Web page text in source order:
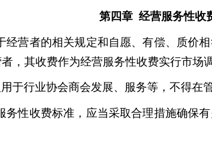
第四章 经营服务性收
经营者的相关规定和自愿、有偿、质价
，其收费作为经营服务性收费实行市场调
于行业协会商会发展、服务等，不得在
务性收费标准，应当采取合理措施确保